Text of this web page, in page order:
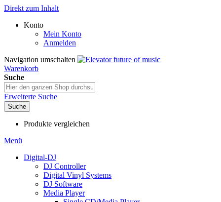
Direkt zum Inhalt
Konto
Mein Konto
Anmelden
Navigation umschalten
Warenkorb
Suche
Erweiterte Suche
Suche
Produkte vergleichen
Menü
Digital-DJ
DJ Controller
Digital Vinyl Systems
DJ Software
Media Player